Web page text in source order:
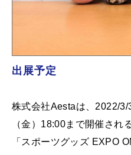
出展予定
株式会社Aestaは、2022/
（金）18:00まで開催され
「スポーツグッズ EXPO